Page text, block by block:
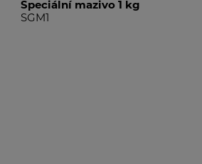
Speciální mazivo 1 kg
SGM1